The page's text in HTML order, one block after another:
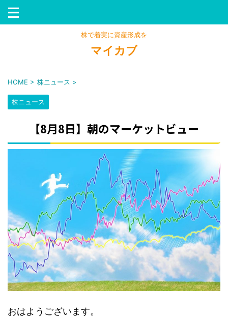
株で着実に資産形成を
マイカブ
HOME > 株ニュース >
株ニュース
【8月8日】朝のマーケットビュー
おはようございます。